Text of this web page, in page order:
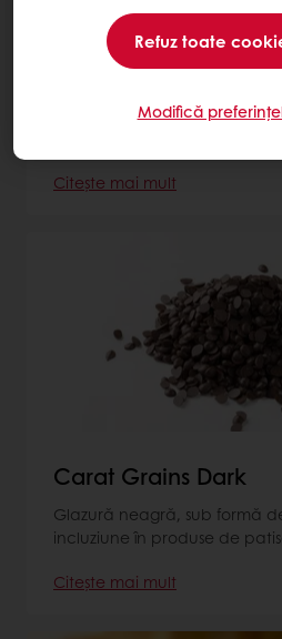
Carat Decorcrem
Glazură albă, moale cu gust
Citește mai mult
Carat Grains Dark
Glazură neagră, sub formă
incluziune în produse de
Citește mai mult
Refuz toate
Modifică